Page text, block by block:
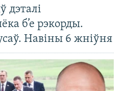
дэталі
б’е рэкорды.
Навіны 6 жніўня